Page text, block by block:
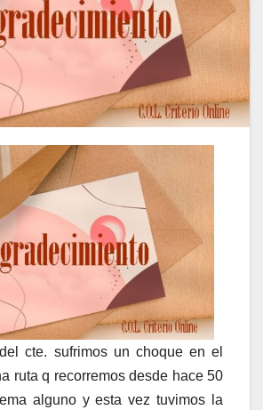
cte. sufrimos un choque en el
ruta q recorremos desde hace 50
alguno y esta vez tuvimos la